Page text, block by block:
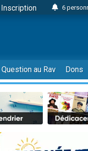
Inscription
6
2
17
4
Il
23
Eva
4
Question au Rav Dons